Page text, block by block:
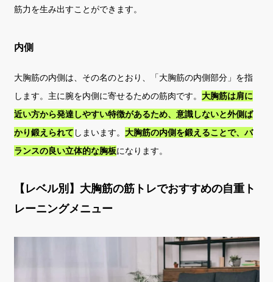
筋力を生み出すことができます。
内側
大胸筋の内側は、その名のとおり、「大胸筋の内側部分」を指
します。主に腕を内側に寄せるための筋肉です。 大胸筋は肩に
近い方から発達しやすい特徴があるため、意識しないと外側ば
かり鍛えられて しまいます。 大胸筋の内側を鍛えることで、バ
ランスの良い立体的な胸板になります。
【レベル別】大胸筋の筋トレでおすすめの自重ト
レーニングメニュー